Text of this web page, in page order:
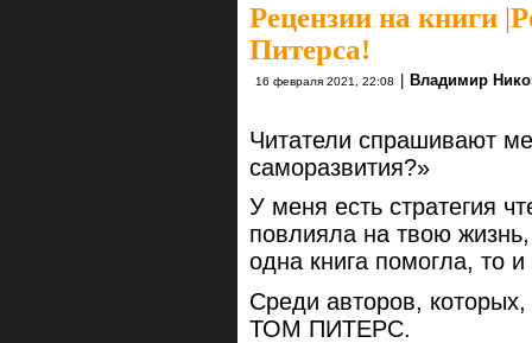
Рецензии на книги |
Питерса!
16 февраля 2021, 22:08 Владимир
Читатели спрашивают
саморазвития?»
У меня есть стратегия
повлияла на твою
одна книга помогла, то
Среди авторов,
ТОМ ПИТЕРС.